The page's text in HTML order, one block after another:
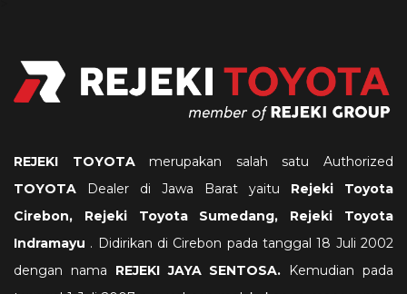
REJEKI TOYOTAmerupakan salah satu Authorized
TOYOTA Dealer di Jawa Barat yaitu Rejeki
Toyota
Cirebon, Rejeki Toyota Sumedang, Rejeki Toyota
Indramayu . Didirikan di Cirebon pada tanggal 18 Juli 2002
dengan nama REJEKI JAYA SENTOSA. Kemudian pada